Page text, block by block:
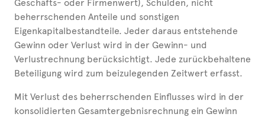
Geschäfts- oder Firmenwert), Schulden, nicht
beherrschenden Anteile und sonstigen
Eigenkapitalbestandteile. Jeder daraus entstehende
Gewinn oder Verlust wird in der Gewinn- und
Verlustrechnung berücksichtigt. Jede zurückbehaltene
Beteiligung wird zum beizulegenden Zeitwert erfasst.
Mit Verlust des beherrschenden Einflusses wird in der
konsolidierten Gesamtergebnisrechnung ein Gewinn